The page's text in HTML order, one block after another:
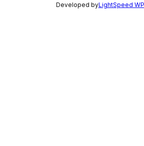
Developed byLightSpeed